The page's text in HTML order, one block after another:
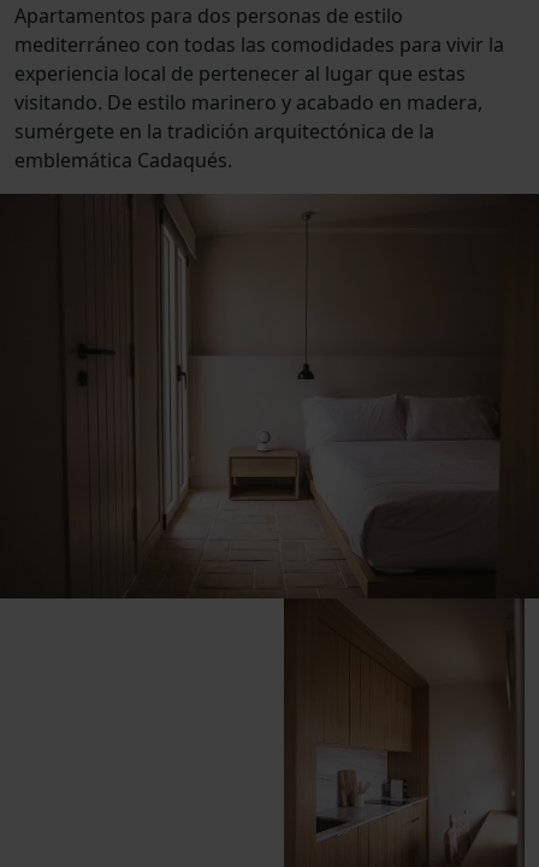
Apartamentos para dos personas de estilo
mediterráneo con todas las comodidades para vivir la
experiencia local de pertenecer al lugar que estas
visitando. De estilo marinero y acabado en madera,
sumérgete en la tradición arquitectónica de la
emblemática Cadaqués.